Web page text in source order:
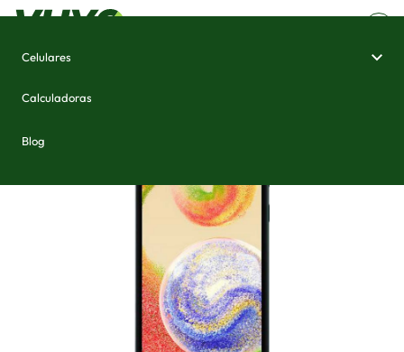
Celulares
Calculadoras
Blog